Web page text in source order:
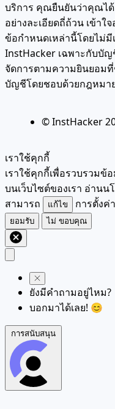
บริการ คุณยืนยันว่าคุณไ
อย่างละเอียดถี่ถ้วน เข้า
ข้อกำหนดเหล่านี้โดยไม่
InstHacker เฉพาะกับบั
จัดการตามความยินยอมที่
บัญชีโดยชอบด้วยกฎหมา
© InstHacker
เราใช้คุกกี้
เราใช้คุกกี้เพื่อรวบรวม
บนเว็บไซต์ของเรา อ่านน
สามารถ
แก้ไข การตั้งค่
ยอมรับ ไม่ ขอบคุณ
ยังมีคำถามอยู่ไหม?
บอกมาได้เลย! 😊
การสนับสนุน